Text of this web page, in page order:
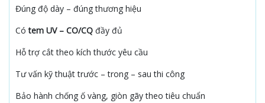
Đúng độ dày – đúng thương hiệu
Cótem UV – CO/CQ đầy đủ
Hỗ trợ cắt theo kích thước yêu cầu
Tư vấn kỹ thuật trước – trong – sau thi công
Bảo hành chống ố vàng, giòn gãy theo tiêu chuẩn